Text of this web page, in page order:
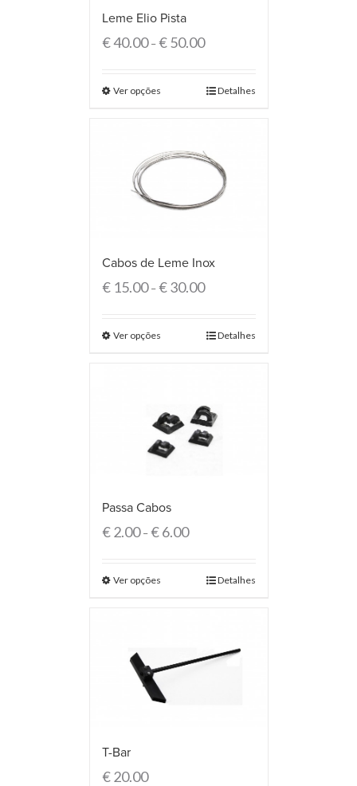
Leme Elio Pista
€40.00–€50.00
Ver opções Detalhes
Cabos de Leme Inox
€15.00–€30.00
Ver opções Detalhes
Passa Cabos
€2.00–€6.00
Ver opções Detalhes
T-Bar
€20.00